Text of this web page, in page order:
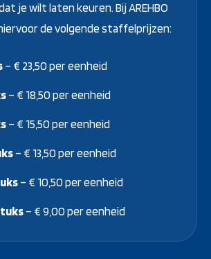
je wilt laten keuren. Bij AREHBO
de volgende staffelprijzen:
– € 23,50 per eenheid
– € 18,50 per eenheid
– € 15,50 per eenheid
– € 13,50 per eenheid
– € 10,50 per eenheid
– € 9,00 per eenheid